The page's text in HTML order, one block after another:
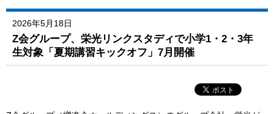
2026年5月18日
Z会グループ、栄光リンクスタディで小学1・2・3年
生対象「夏期講習キックオフ」7月開催